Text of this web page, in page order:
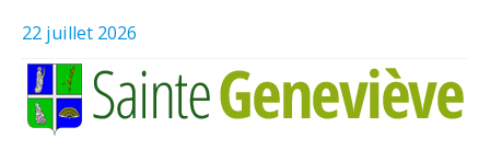
22 juillet 2026